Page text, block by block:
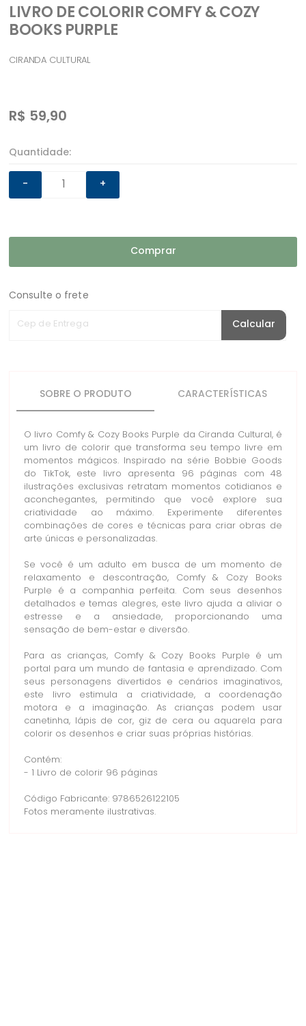
LIVRO DE COLORIR COMFY & COZY
BOOKS PURPLE
CIRANDA CULTURAL
R$ 59,90
Quantidade:
-
+
Comprar
Consulte o frete
Cep de Entrega Calcular
SOBRE O PRODUTO CARACTERÍSTICAS
O livro Comfy & Cozy Books Purple da Ciranda Cultural, é
um livro de colorir que transforma seu tempo livre em
momentos mágicos. Inspirado na série Bobbie Goods
do TikTok, este livro apresenta 96 páginas com 48
ilustrações exclusivas retratam momentos cotidianos e
aconchegantes, permitindo que você explore sua
criatividade ao máximo. Experimente diferentes
combinações de cores e técnicas para criar obras de
arte únicas e personalizadas.
Se você é um adulto em busca de um momento de
relaxamento e descontração, Comfy & Cozy Books
Purple é a companhia perfeita. Com seus desenhos
detalhados e temas alegres, este livro ajuda a aliviar o
estresse e a ansiedade, proporcionando uma
sensação de bem-estar e diversão.
Para as crianças, Comfy & Cozy Books Purple é um
portal para um mundo de fantasia e aprendizado. Com
seus personagens divertidos e cenários imaginativos,
este livro estimula a criatividade, a coordenação
motora e a imaginação. As crianças podem usar
canetinha, lápis de cor, giz de cera ou aquarela para
colorir os desenhos e criar suas próprias histórias.
Contém:
- 1 Livro de colorir 96 páginas
Código Fabricante: 9786526122105
Fotos meramente ilustrativas.